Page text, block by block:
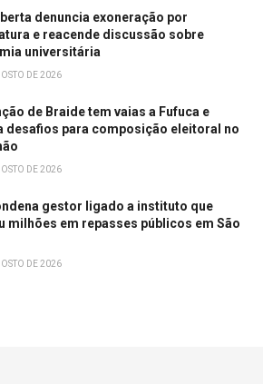
denuncia exoneração por
e reacende discussão sobre
universitária
DE 2026
de Braide tem vaias a Fufuca e
desafios para composição eleitoral no
DE 2026
gestor ligado a instituto que
milhões em repasses públicos em São
DE 2026